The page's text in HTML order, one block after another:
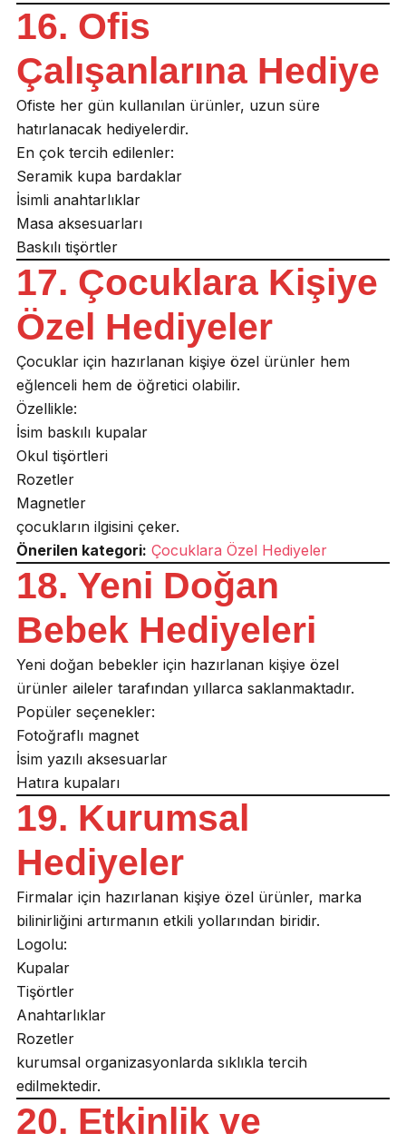
16. Ofis
Çalışanlarına Hediye
Ofiste her gün kullanılan ürünler, uzun süre
hatırlanacak hediyelerdir.
En çok tercih edilenler:
Seramik kupa bardaklar
İsimli anahtarlıklar
Masa aksesuarları
Baskılı tişörtler
17. Çocuklara Kişiye
Özel Hediyeler
Çocuklar için hazırlanan kişiye özel ürünler hem
eğlenceli hem de öğretici olabilir.
Özellikle:
İsim baskılı kupalar
Okul tişörtleri
Rozetler
Magnetler
çocukların ilgisini çeker.
Önerilen kategori: Çocuklara Özel Hediyeler
18. Yeni Doğan
Bebek Hediyeleri
Yeni doğan bebekler için hazırlanan kişiye özel
ürünler aileler tarafından yıllarca saklanmaktadır.
Popüler seçenekler:
Fotoğraflı magnet
İsim yazılı aksesuarlar
Hatıra kupaları
19. Kurumsal
Hediyeler
Firmalar için hazırlanan kişiye özel ürünler, marka
bilinirliğini artırmanın etkili yollarından biridir.
Logolu:
Kupalar
Tişörtler
Anahtarlıklar
Rozetler
kurumsal organizasyonlarda sıklıkla tercih
edilmektedir.
20. Etkinlik ve